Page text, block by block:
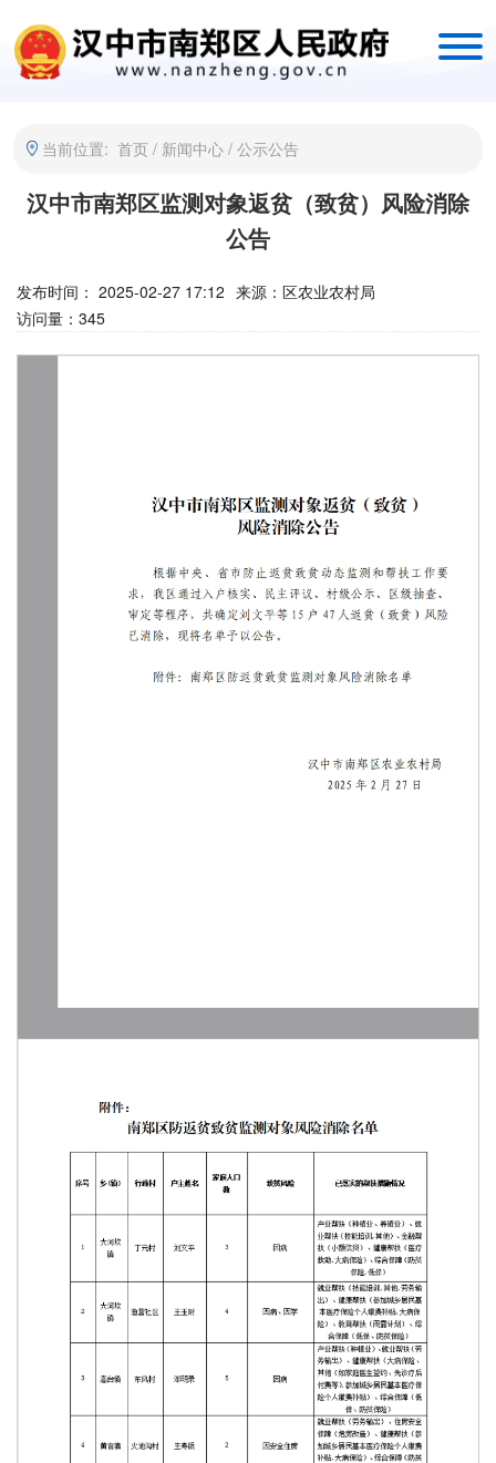
当前位置: 首页 / 新闻中心 / 公示公告
汉中市南郑区监测对象返贫（致贫）风险消除
公告
发布时间： 2025-02-27 17:12 来源： 区农业农村局
访问量： 345